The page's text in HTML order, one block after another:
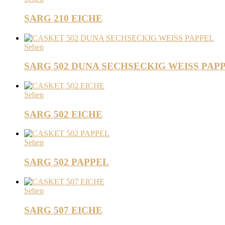
SARG 210 EICHE
Sehen
SARG 502 DUNA SECHSECKIG WEISS
Sehen
SARG 502 EICHE
Sehen
SARG 502 PAPPEL
Sehen
SARG 507 EICHE